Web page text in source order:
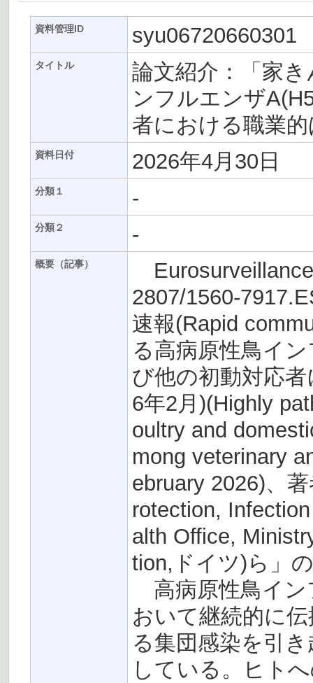
資料管理ID syu06720660301
タイトル
論文紹介：「家
ンフルエンザ
者における職業
資料日付 2026年4月30日
分類１ -
分類２ -
概要（記事）
2807/1560-
速報(Rapid
る高病原性鳥イ
び他の初動対応
6年2月)(Highly
oultry and
mong veterinary
ebruary 2026)、
rotection,
alth Office,
tion,ドイツ)ら」
高病原性鳥イン
おいて継続的に
る集団感染を引
している。ヒト